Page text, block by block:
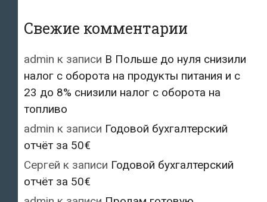
Свежие комментарии
admin к записи В Польше до нуля снизили
налог с оборота на продукты питания и с
23 до 8% снизили налог с оборота на
топливо
admin к записи Годовой бухгалтерский
отчёт за 50€
Сергей к записи Годовой бухгалтерский
отчёт за 50€